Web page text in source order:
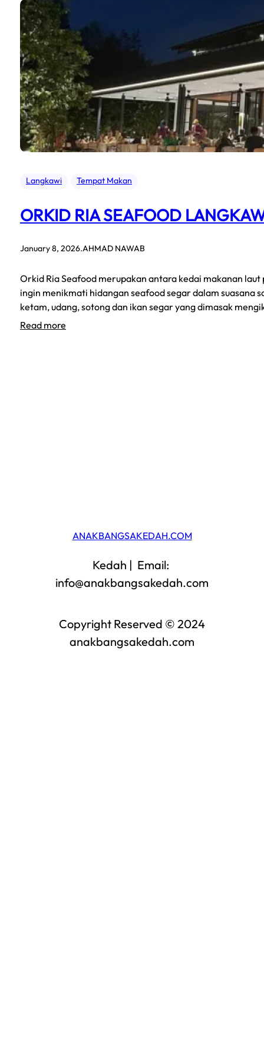
Langkawi Tempat Makan
ORKID RIA SEAFOOD
January 8, 2026.AHMAD NAWAB
Orkid Ria Seafood merupakan antara kedai makanan
ingin menikmati hidangan seafood segar dalam
ketam, udang, sotong dan ikan segar yang dimasak
Read more
ANAKBANGSAKEDAH.COM
Kedah | Email:
info@anakbangsakedah.com
Copyright Reserved © 2024
anakbangsakedah.com